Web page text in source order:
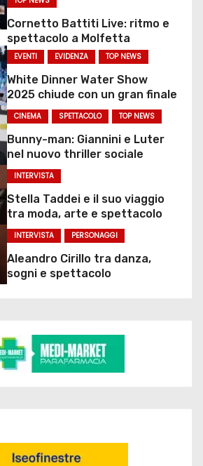
Cornetto Battiti Live: ritmo e
spettacolo a Molfetta
EVENTI EVIDENZA TOP NEWS
White Dinner Water Show
2025 chiude con un gran finale
CINEMA SPETTACOLO TOP NEWS
Bunny-man: Giannini e Luter
nel nuovo thriller sociale
INTERVISTA
Stella Taddei e il suo viaggio
tra moda, arte e spettacolo
INTERVISTA PERSONAGGI
Aleandro Cirillo tra danza,
sogni e spettacolo